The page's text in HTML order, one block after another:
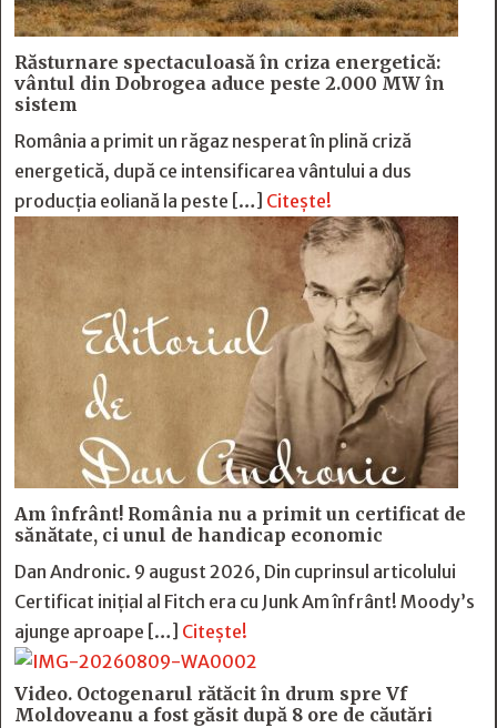
Răsturnare spectaculoasă în criza energetică:
vântul din Dobrogea aduce peste 2.000 MW în
sistem
România a primit un răgaz nesperat în plină criză
energetică, după ce intensificarea vântului a dus
producția eoliană la peste […] Citește!
Am înfrânt! România nu a primit un certificat de
sănătate, ci unul de handicap economic
Dan Andronic. 9 august 2026, Din cuprinsul articolului
Certificat inițial al Fitch era cu Junk Am înfrânt! Moody’s
ajunge aproape […] Citește!
Video. Octogenarul rătăcit în drum spre Vf
Moldoveanu a fost găsit după 8 ore de căutări